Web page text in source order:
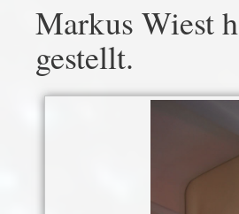
Markus Wiest
gestellt.